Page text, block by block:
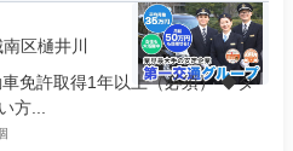
区樋井川
免許取得1年以上（必須） ◆タ
方...